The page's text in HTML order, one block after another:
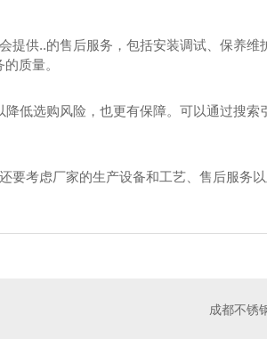
提供..的售后服务，包括安装调试、保养维
质量。
低选购风险，也更有保障。可以通过搜索
要考虑厂家的生产设备和工艺、售后服务
成都不锈